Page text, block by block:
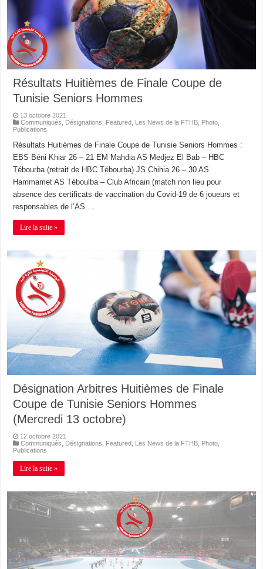
Résultats Huitièmes de Finale Coupe de
Tunisie Seniors Hommes
13 octobre 2021
Communiqués
Désignations Featured Les News de la FTHB Photo
Publications
Résultats Huitièmes de Finale Coupe de Tunisie Seniors Hommes :
EBS Béni Khiar 26 – 21 EM Mahdia AS Medjez El Bab – HBC
Tébourba (retrait de HBC Tébourba) JS Chihia 26 – 30 AS
Hammamet AS Téboulba – Club Africain (match non lieu pour
absence des certificats de vaccination du Covid-19 de 6 joueurs et
responsables de l’AS …
Lire la suite »
Désignation Arbitres Huitièmes de Finale
Coupe de Tunisie Seniors Hommes
(Mercredi 13 octobre)
12 octobre 2021
Communiqués
Désignations Featured Les News de la FTHB Photo
Publications
Lire la suite »